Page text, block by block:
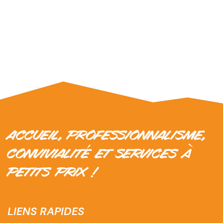
ACCUEIL, PROFESSIONNALISME,
CONVIVIALITÉ ET SERVICES À
PETITS PRIX !
LIENS RAPIDES